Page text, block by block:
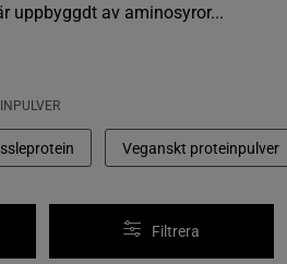
uppbyggdt av aminosyror...
Veganskt proteinpulver
Filtrera